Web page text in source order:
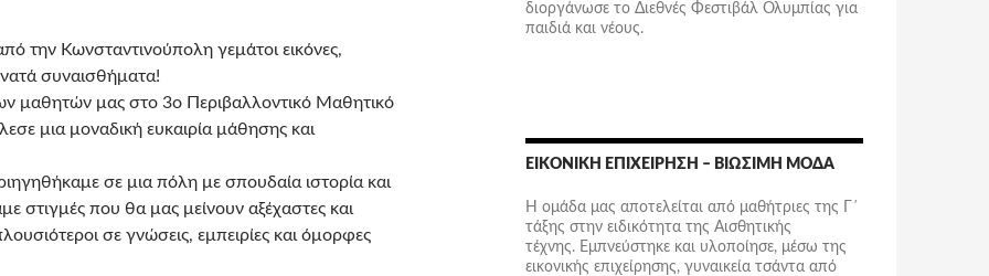
την Κωνσταντινούπολη γεμάτοι εικόνες,
συναισθήματα!
μαθητών μας στο 3ο Περιβαλλοντικό Μαθητικό
μια μοναδική ευκαιρία μάθησης και
σε μια πόλη με σπουδαία ιστορία και
στιγμές που θα μας μείνουν αξέχαστες και
σε γνώσεις, εμπειρίες και όμορφες
διοργάνωσε το Διεθνές Φεστιβάλ Ολυμπίας για
παιδιά και νέους.
ΕΙΚΟΝΙΚΉ ΕΠΙΧΕΊΡΗΣΗ – ΒΙΏΣΙΜΗ ΜΌΔΑ
Η ομάδα μας αποτελείται από μαθήτριες της Γ΄
τάξης στην ειδικότητα της Αισθητικής
τέχνης. Εμπνεύστηκε και υλοποίησε, μέσω της
εικονικής επιχείρησης, γυναικεία τσάντα από